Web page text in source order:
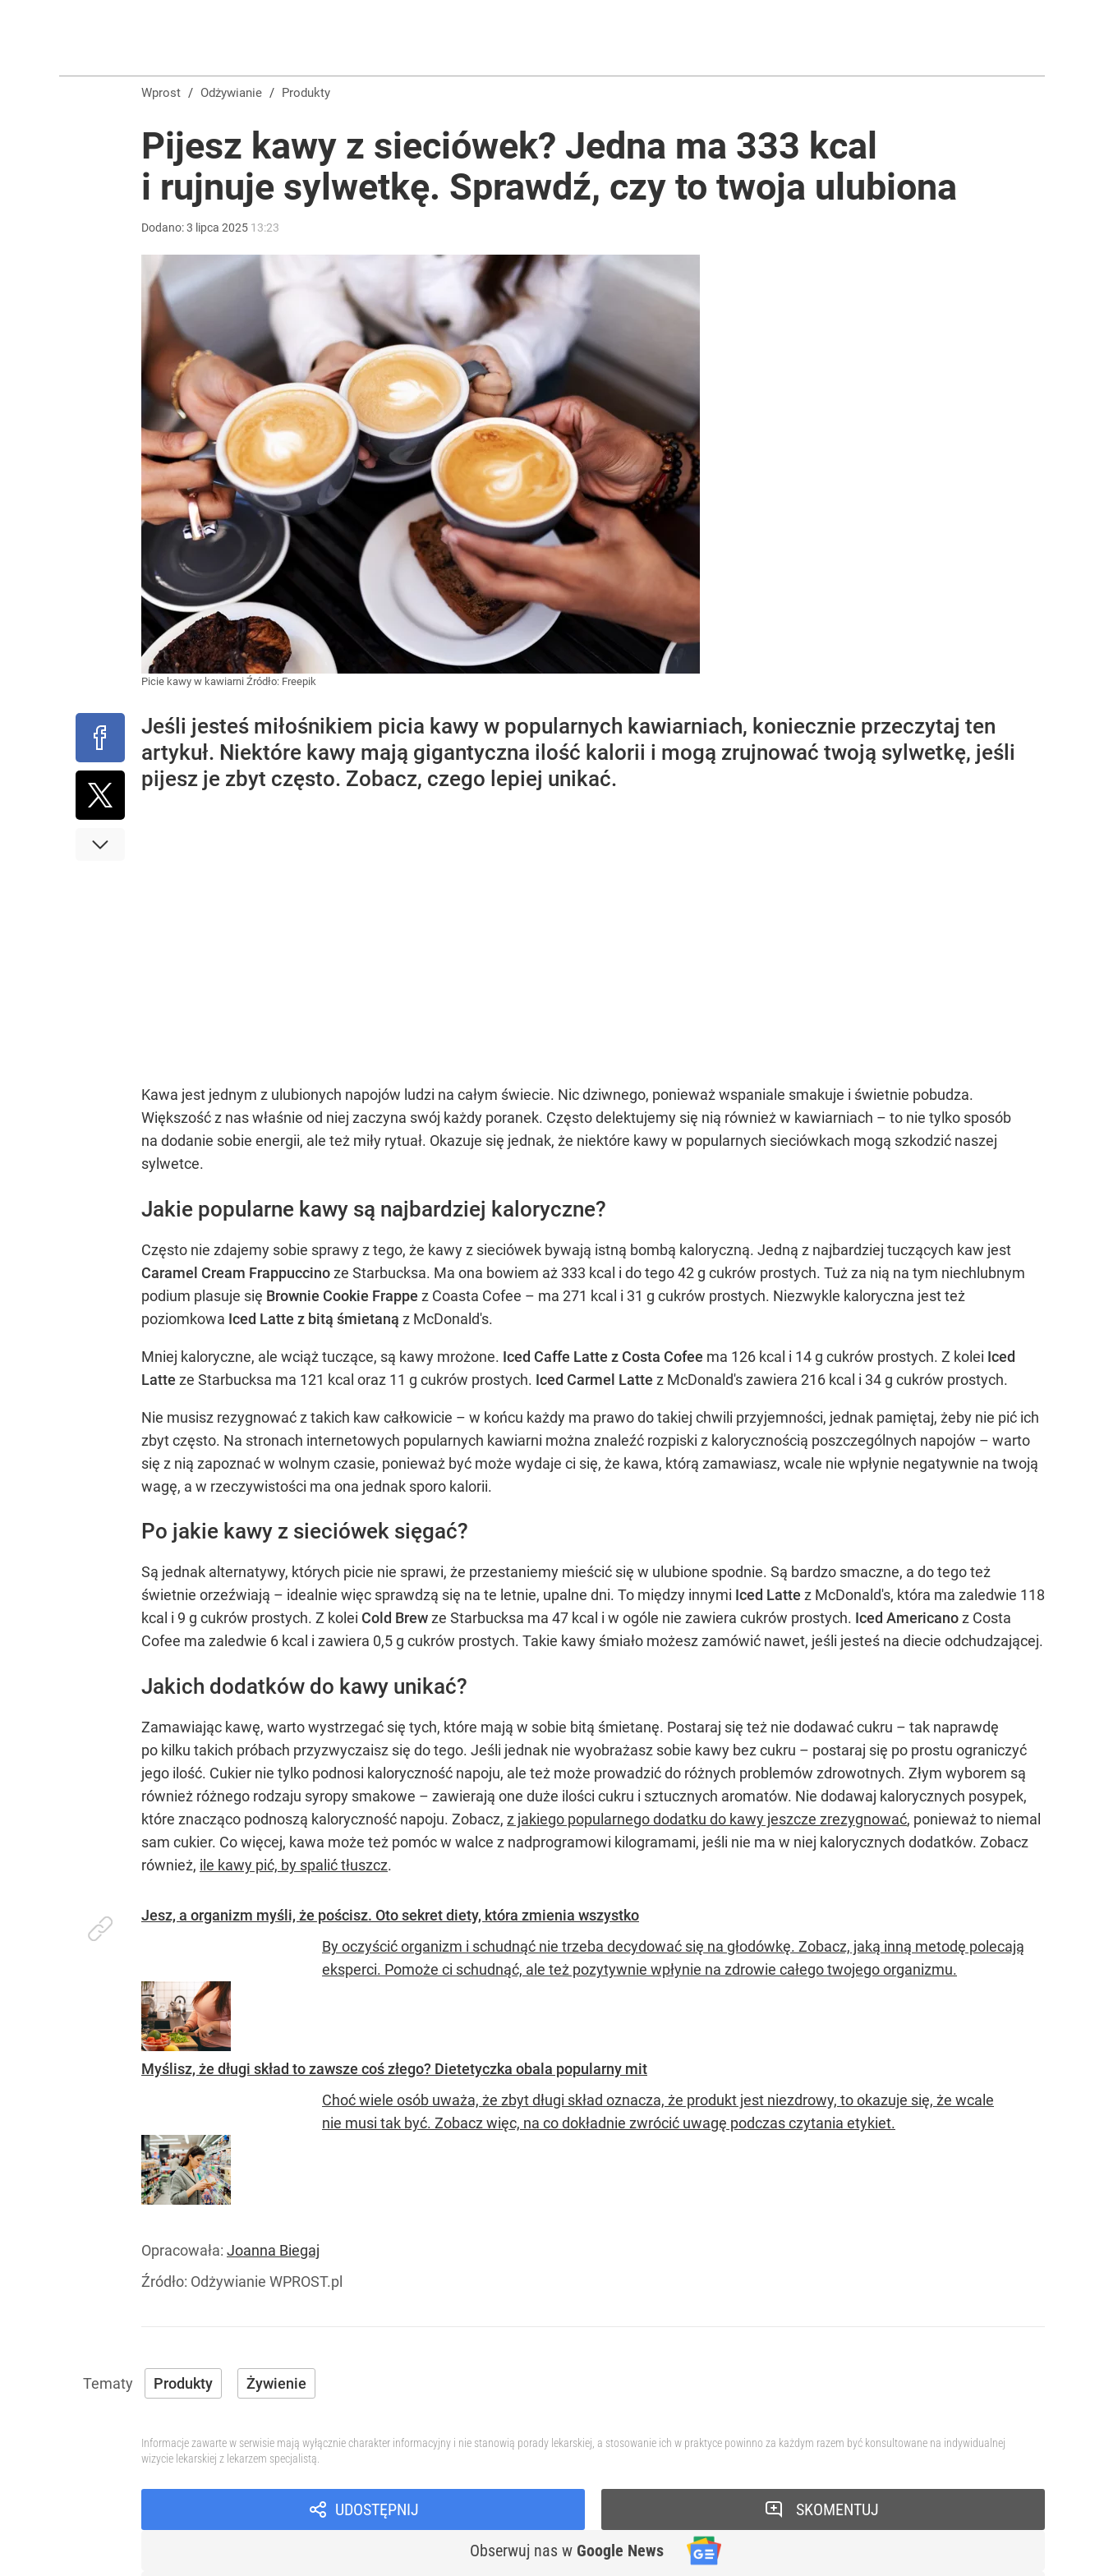
Wprost / Odżywianie / Produkty
Pijesz kawy z sieciówek? Jedna ma 333 kcal
i rujnuje sylwetkę. Sprawdź, czy to twoja ulubiona
Dodano:3 lipca 2025 13:23
Picie kawy w kawiarni Źródło: Freepik
Jeśli jesteś miłośnikiem picia kawy w popularnych kawiarniach, koniecznie przeczytaj ten
artykuł. Niektóre kawy mają gigantyczna ilość kalorii i mogą zrujnować twoją sylwetkę, jeśli
pijesz je zbyt często. Zobacz, czego lepiej unikać.
Kawa jest jednym z ulubionych napojów ludzi na całym świecie. Nic dziwnego, ponieważ wspaniale smakuje i świetnie pobudza.
Większość z nas właśnie od niej zaczyna swój każdy poranek. Często delektujemy się nią również w kawiarniach – to nie tylko sposób
na dodanie sobie energii, ale też miły rytuał. Okazuje się jednak, że niektóre kawy w popularnych sieciówkach mogą szkodzić naszej
sylwetce.
Jakie popularne kawy są najbardziej kaloryczne?
Często nie zdajemy sobie sprawy z tego, że kawy z sieciówek bywają istną bombą kaloryczną. Jedną z najbardziej tuczących kaw jest
Caramel Cream Frappuccinoze Starbucksa. Ma ona bowiem aż 333 kcal i do tego 42 g cukrów prostych. Tuż za nią na tym niechlubnym
podium plasuje się Brownie Cookie Frappe z Coasta Cofee – ma 271 kcal i 31 g cukrów prostych. Niezwykle kaloryczna jest też
poziomkowa Iced Latte z bitą śmietaną z McDonald's.
Mniej kaloryczne, ale wciąż tuczące, są kawy mrożone. Iced Caffe Latte z Costa Cofee ma 126 kcal i 14 g cukrów prostych. Z kolei Iced
Latte ze Starbucksa ma 121 kcal oraz 11 g cukrów prostych. Iced Carmel Latte z McDonald's zawiera 216 kcal i 34 g cukrów prostych.
Nie musisz rezygnować z takich kaw całkowicie – w końcu każdy ma prawo do takiej chwili przyjemności, jednak pamiętaj, żeby nie pić ich
zbyt często. Na stronach internetowych popularnych kawiarni można znaleźć rozpiski z kalorycznością poszczególnych napojów – warto
się z nią zapoznać w wolnym czasie, ponieważ być może wydaje ci się, że kawa, którą zamawiasz, wcale nie wpłynie negatywnie na twoją
wagę, a w rzeczywistości ma ona jednak sporo kalorii.
Po jakie kawy z sieciówek sięgać?
Są jednak alternatywy, których picie nie sprawi, że przestaniemy mieścić się w ulubione spodnie. Są bardzo smaczne, a do tego też
świetnie orzeźwiają – idealnie więc sprawdzą się na te letnie, upalne dni. To między innymi Iced Latte z McDonald's, która ma zaledwie 118
kcal i 9 g cukrów prostych. Z kolei Cold Brewze Starbucksa ma 47 kcal i w ogóle nie zawiera cukrów prostych. Iced Americanoz Costa
Cofee ma zaledwie 6 kcal i zawiera 0,5 g cukrów prostych. Takie kawy śmiało możesz zamówić nawet, jeśli jesteś na diecie odchudzającej.
Jakich dodatków do kawy unikać?
Zamawiając kawę, warto wystrzegać się tych, które mają w sobie bitą śmietanę. Postaraj się też nie dodawać cukru – tak naprawdę
po kilku takich próbach przyzwyczaisz się do tego. Jeśli jednak nie wyobrażasz sobie kawy bez cukru – postaraj się po prostu ograniczyć
jego ilość. Cukier nie tylko podnosi kaloryczność napoju, ale też może prowadzić do różnych problemów zdrowotnych. Złym wyborem są
również różnego rodzaju syropy smakowe – zawierają one duże ilości cukru i sztucznych aromatów. Nie dodawaj kalorycznych posypek,
które znacząco podnoszą kaloryczność napoju. Zobacz, z jakiego popularnego dodatku do kawy jeszcze zrezygnować, ponieważ to niemal
sam cukier. Co więcej, kawa może też pomóc w walce z nadprogramowi kilogramami, jeśli nie ma w niej kalorycznych dodatków. Zobacz
również, ile kawy pić, by spalić tłuszcz.
Jesz, a organizm myśli, że pościsz. Oto sekret diety, która zmienia wszystko
By oczyścić organizm i schudnąć nie trzeba decydować się na głodówkę. Zobacz, jaką inną metodę polecają
eksperci. Pomoże ci schudnąć, ale też pozytywnie wpłynie na zdrowie całego twojego organizmu.
Myślisz, że długi skład to zawsze coś złego? Dietetyczka obala popularny mit
Choć wiele osób uważa, że zbyt długi skład oznacza, że produkt jest niezdrowy, to okazuje się, że wcale
nie musi tak być. Zobacz więc, na co dokładnie zwrócić uwagę podczas czytania etykiet.
Opracowała: Joanna Biegaj
Źródło: Odżywianie WPROST.pl
Produkty Żywienie
Informacje zawarte w serwisie mają wyłącznie charakter informacyjny i nie stanowią porady lekarskiej, a stosowanie ich w praktyce powinno za każdym razem być konsultowane na indywidualnej
wizycie lekarskiej z lekarzem specjalistą.
UDOSTĘPNIJ
Obserwuj nas w Google News
SKOMENTUJ